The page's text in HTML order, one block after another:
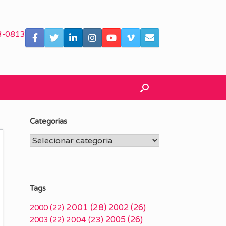
0813
Categorias
Categorias
Tags
2000 (22) 2001 (28) 2002(26)
2003 (22) 2004 (23) 2005 (26)